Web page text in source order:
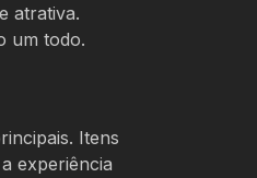
atrativa.
um todo.
Itens
experiência